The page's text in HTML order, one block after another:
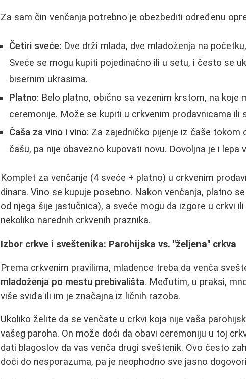
Za sam čin venčanja potrebno je obezbediti određenu
Četiri sveće: Dve drži mlada, dve mladoženja na
Sveće se mogu kupiti pojedinačno ili u setu, i često se
bisernim ukrasima.
Platno: Belo platno, obično sa vezenim krstom, na koje
ceremonije. Može se kupiti u crkvenim prodavnicama ili
Čaša za vino i vino: Za zajedničko pijenje iz čaše tokom
čašu, pa nije obavezno kupovati novu. Dovoljna je i lepa
Komplet za venčanje (4 sveće + platno) u crkvenim
dinara. Vino se kupuje posebno. Nakon venčanja, platno
od njega šije jastučnica), a sveće mogu da izgore u crkvi
nekoliko narednih crkvenih praznika.
Izbor crkve i sveštenika: Parohijska vs. "željena" crkva
Prema crkvenim pravilima, mladence treba da venča
mladoženja po mestu prebivališta. Međutim, u praksi,
više sviđa ili im je značajna iz ličnih razoba.
Ukoliko želite da se venčate u crkvi koja nije vaša
vašeg paroha. On može doći da obavi ceremoniju u toj
dati blagoslov da vas venča drugi sveštenik. Ovo često
doći do nesporazuma, pa je neophodno sve jasno